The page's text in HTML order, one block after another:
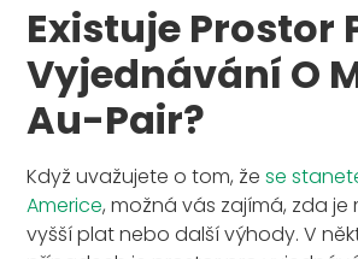
Existuje Prostor
Vyjednávání O
Au-Pair?
Když uvažujete o tom, žese
Americe, možná vás zajímá, zda
vyšší plat nebo další výhody. V